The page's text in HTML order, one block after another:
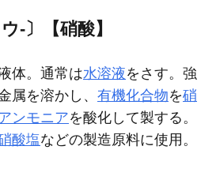
‐〕【硝酸】
体。通常は水溶液をさす。強
属を溶かし、 有機化合物を硝
ンモニアを酸化して製する。
酸塩などの製造原料に使用。